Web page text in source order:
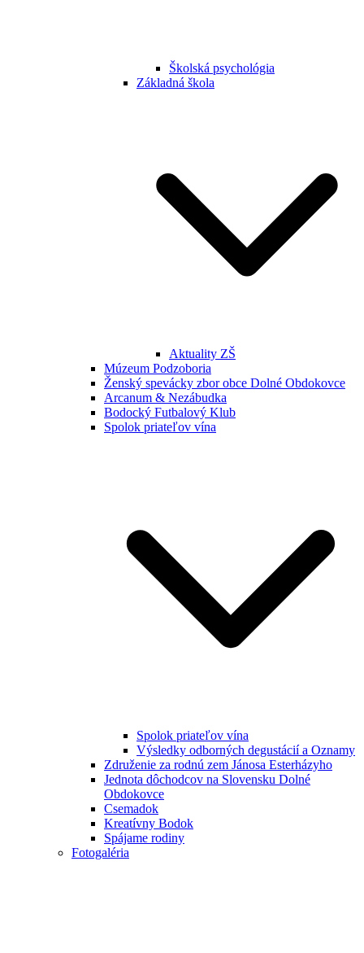
Školská psychológia
Základná škola
Aktuality ZŠ
Múzeum Podzoboria
Ženský spevácky zbor obce Dolné Obdokovce
Arcanum & Nezábudka
Bodocký Futbalový Klub
Spolok priateľov vína
Spolok priateľov vína
Výsledky odborných degustácií a Oznamy
Združenie za rodnú zem Jánosa Esterházyho
Jednota dôchodcov na Slovensku Dolné
Obdokovce
Csemadok
Kreatívny Bodok
Spájame rodiny
Fotogaléria